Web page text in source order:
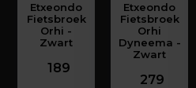
Etxeondo
Fietsbroek
Orhi -
Zwart
189
Etxeondo
Fietsbroek
Orhi
Dyneema -
Zwart
279